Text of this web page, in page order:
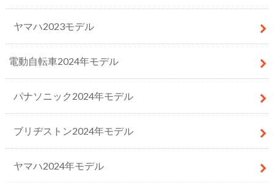
ヤマハ2023モデル
電動自転車2024年モデル
パナソニック2024年モデル
ブリヂストン2024年モデル
ヤマハ2024年モデル